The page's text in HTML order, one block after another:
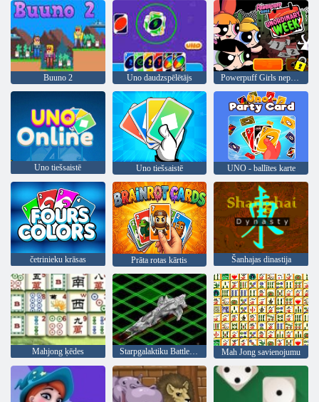
Buuno 2 Uno daudzspēlētājs Powerpuff Girls neparastā nedēļa
Uno tiešsaistē Uno tiešsaistē UNO - ballītes karte
četrinieku krāsas Prāta rotas kārtis Šanhajas dinastija
Mahjong ķēdes Starpgalaktiku Battleships Mah Jong savienojumu